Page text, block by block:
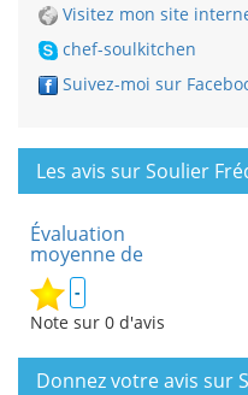
Visitez mon site
chef-soulkitchen
Suivez-moi sur
Les avis sur Soulier
Évaluation
moyenne de
-
Note sur 0 d'avis
Donnez votre avis sur